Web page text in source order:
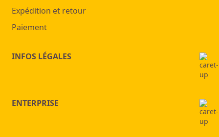
Expédition et retour
Paiement
INFOS LÉGALES
ENTERPRISE